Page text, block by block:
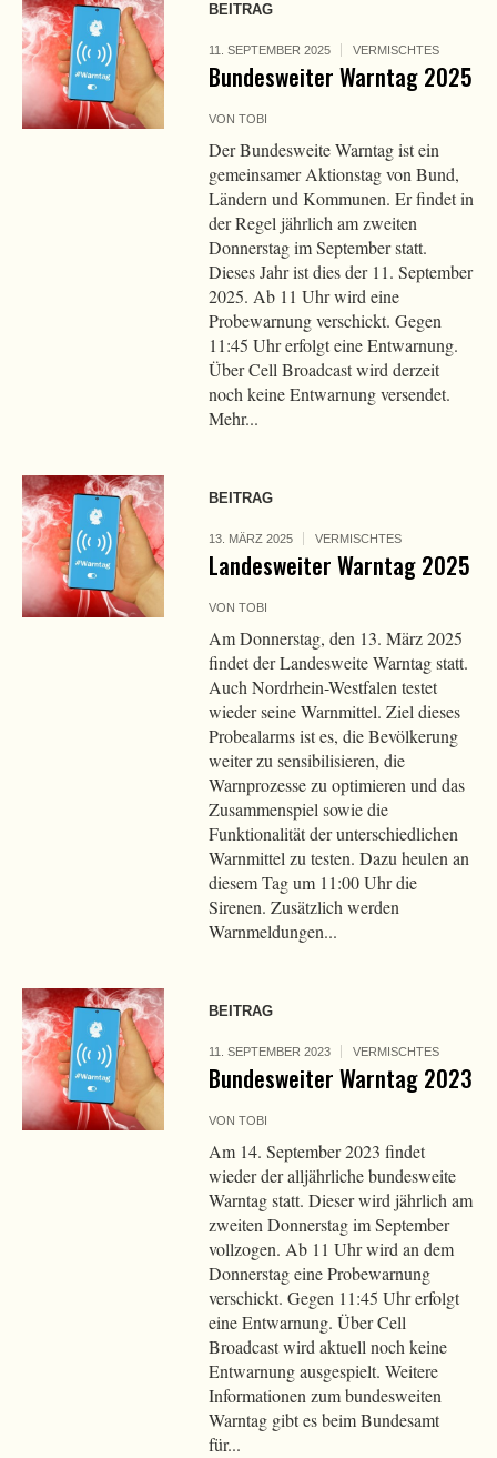
BEITRAG
11. SEPTEMBER 2025 VERMISCHTES
Bundesweiter Warntag 2025
VONTOBI
Der Bundesweite Warntag ist ein
gemeinsamer Aktionstag von Bund,
Ländern und Kommunen. Er findet in
der Regel jährlich am zweiten
Donnerstag im September statt.
Dieses Jahr ist dies der 11. September
2025. Ab 11 Uhr wird eine
Probewarnung verschickt. Gegen
11:45 Uhr erfolgt eine Entwarnung.
Über Cell Broadcast wird derzeit
noch keine Entwarnung versendet.
Mehr...
BEITRAG
13. MÄRZ 2025 VERMISCHTES
Landesweiter Warntag 2025
VONTOBI
Am Donnerstag, den 13. März 2025
findet der Landesweite Warntag statt.
Auch Nordrhein-Westfalen testet
wieder seine Warnmittel. Ziel dieses
Probealarms ist es, die Bevölkerung
weiter zu sensibilisieren, die
Warnprozesse zu optimieren und das
Zusammenspiel sowie die
Funktionalität der unterschiedlichen
Warnmittel zu testen. Dazu heulen an
diesem Tag um 11:00 Uhr die
Sirenen. Zusätzlich werden
Warnmeldungen...
BEITRAG
11. SEPTEMBER 2023 VERMISCHTES
Bundesweiter Warntag 2023
VONTOBI
Am 14. September 2023 findet
wieder der alljährliche bundesweite
Warntag statt. Dieser wird jährlich am
zweiten Donnerstag im September
vollzogen. Ab 11 Uhr wird an dem
Donnerstag eine Probewarnung
verschickt. Gegen 11:45 Uhr erfolgt
eine Entwarnung. Über Cell
Broadcast wird aktuell noch keine
Entwarnung ausgespielt. Weitere
Informationen zum bundesweiten
Warntag gibt es beim Bundesamt
für...